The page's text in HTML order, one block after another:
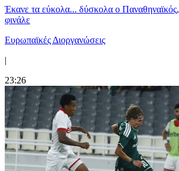
Έκανε τα εύκολα... δύσκολα ο
φινάλε
Ευρωπαϊκές Διοργανώσεις
|
23:26